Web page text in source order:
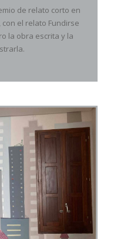
de relato corto en
con el relato Fundirse
la obra escrita y la